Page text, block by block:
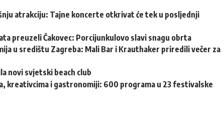
atrakciju: Tajne koncerte otkrivat će tek u posljednji
preuzeli Čakovec: Porcijunkulovo slavi snagu obrta
u središtu Zagreba: Mali Bar i Krauthaker priredili večer za
novi svjetski beach club
kreativcima i gastronomiji: 600 programa u 23 festivalske